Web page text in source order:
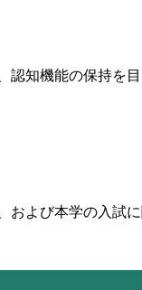
認知機能の保持を
および本学の入試